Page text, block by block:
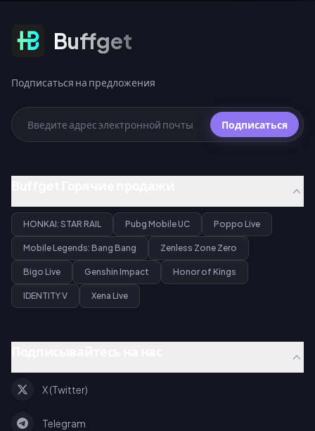
Подписаться на предложения
Buffget
Подписаться на предложения
Подписаться
HONKAI: STAR RAIL Pubg Mobile UC Poppo Live
Mobile Legends: Bang Bang Zenless Zone Zero
Bigo Live Genshin Impact Honor of Kings
IDENTITY V Xena Live
X (Twitter)
Telegram